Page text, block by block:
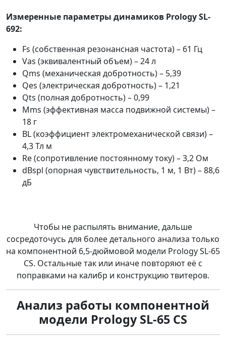
Измеренные параметры динамиков Prology SL-
692:
Fs (собственная резонансная частота) – 61 Гц
Vas (эквивалентный объем) – 24 л
Qms (механическая добротность) – 5,39
Qes (электрическая добротность) – 1,21
Qts (полная добротность) – 0,99
Mms (эффективная масса подвижной системы) –
18 г
BL (коэффициент электромеханической связи) –
4,3 Тл м
Re (сопротивление постоянному току) – 3,2 Ом
dBspl (опорная чувствительность, 1 м, 1 Вт) – 88,6
дБ
Чтобы не распылять внимание, дальше
сосредоточусь для более детального анализа только
на компонентной 6,5-дюймовой модели Prology SL-65
CS. Остальные так или иначе повторяют её с
поправками на калибр и конструкцию твитеров.
Анализ работы компонентной
модели Prology SL-65 CS